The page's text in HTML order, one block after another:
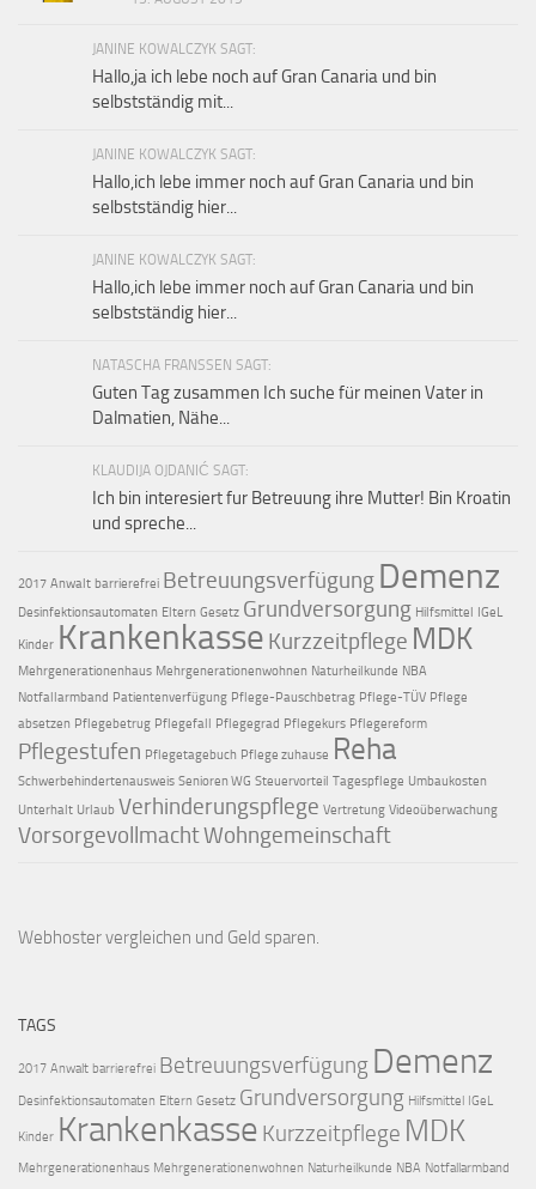
JANINE KOWALCZYK SAGT:
Hallo,ja ich lebe noch auf Gran Canaria und bin
selbstständig mit...
JANINE KOWALCZYK SAGT:
Hallo,ich lebe immer noch auf Gran Canaria und bin
selbstständig hier...
JANINE KOWALCZYK SAGT:
Hallo,ich lebe immer noch auf Gran Canaria und bin
selbstständig hier...
NATASCHA FRANSSEN SAGT:
Guten Tag zusammen Ich suche für meinen Vater in
Dalmatien, Nähe...
KLAUDIJA OJDANIĆ SAGT:
Ich bin interesiert fur Betreuung ihre Mutter! Bin Kroatin
und spreche...
2017 Anwalt barrierefrei Betreuungsverfügung Demenz
Desinfektionsautomaten Eltern Gesetz Grundversorgung Hilfsmittel IGeL
Kinder Krankenkasse Kurzzeitpflege MDK
Mehrgenerationenhaus Mehrgenerationenwohnen Naturheilkunde NBA
Notfallarmband Patientenverfügung Pflege-Pauschbetrag Pflege-TÜV Pflege
absetzen Pflegebetrug Pflegefall Pflegegrad Pflegekurs Pflegereform
Pflegestufen Pflegetagebuch Pflege zuhause Reha
Schwerbehindertenausweis Senioren WG Steuervorteil Tagespflege Umbaukosten
Unterhalt Urlaub Verhinderungspflege Vertretung Videoüberwachung
VorsorgevollmachtWohngemeinschaft
Webhoster vergleichen und Geld sparen.
TAGS
2017 Anwalt barrierefrei Betreuungsverfügung Demenz
Desinfektionsautomaten Eltern Gesetz Grundversorgung Hilfsmittel IGeL
Kinder Krankenkasse Kurzzeitpflege MDK
Mehrgenerationenhaus Mehrgenerationenwohnen Naturheilkunde NBA Notfallarmband